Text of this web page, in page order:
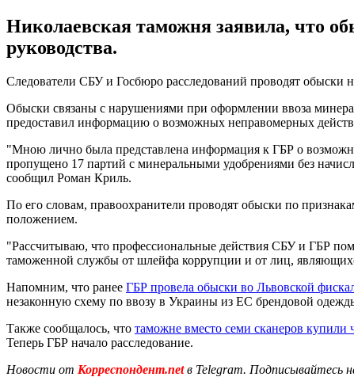
Николаевская таможня заявила, что
руководства.
Следователи СБУ и Госбюро расследований проводят обыски
Обыски связаны с нарушениями при оформлении ввоза
предоставил информацию о возможных неправомерных
"Мною лично была представлена ​​информация к ГБР о
пропущено 17 партий с минеральными удобрениями без
сообщил Роман Криль.
По его словам, правоохранители проводят обыски по
положением.
"Рассчитываю, что профессиональные действия СБУ и ГБР
таможенной службы от шлейфа коррупции и от лиц,
Напомним, что ранее ГБР провела обыски во Львовской
незаконную схему по ввозу в Украины из ЕС брендовой
Также сообщалось, что таможне вместо семи сканеров купили
Теперь ГБР начало расследование.
Новости от Корреспондент.netв Telegram. Подписывайтесь